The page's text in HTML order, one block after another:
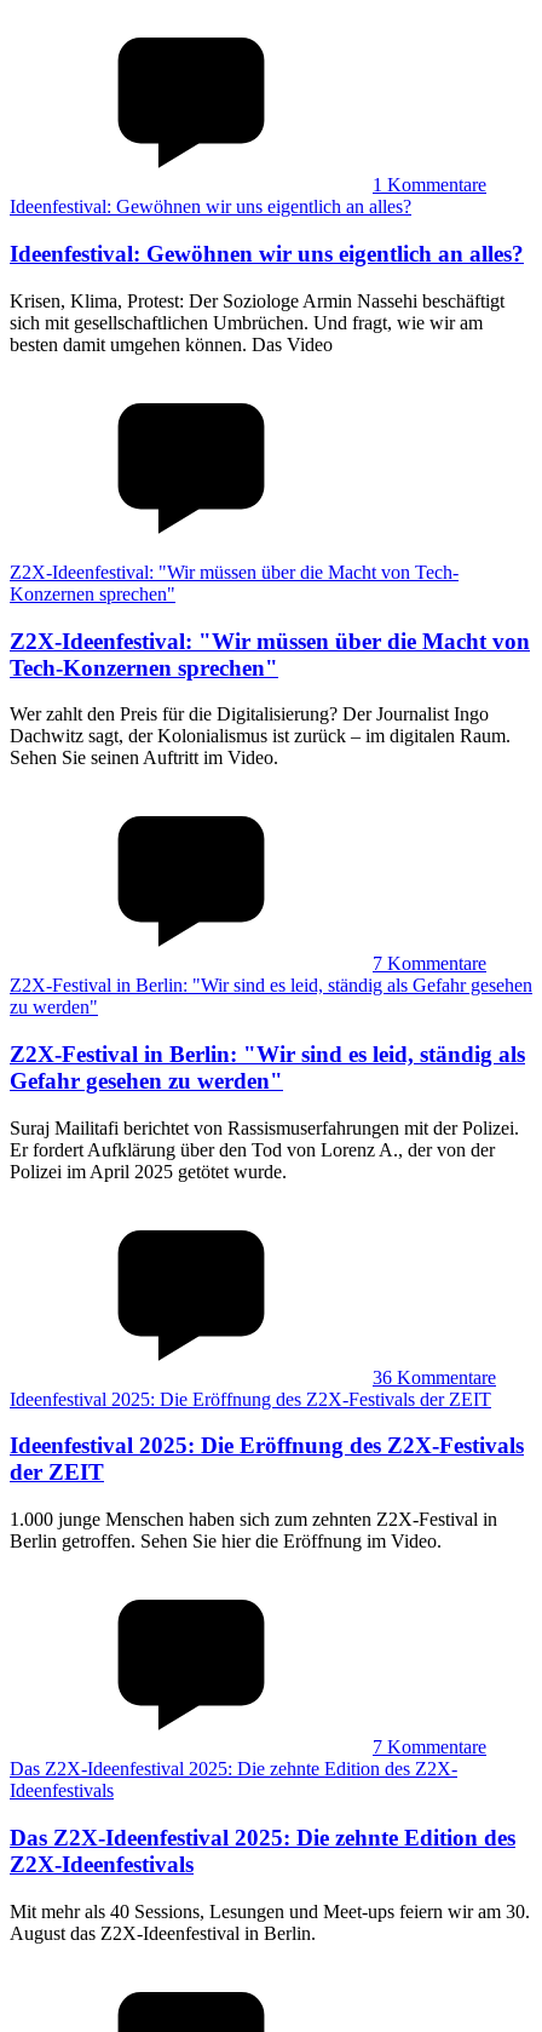
1 Kommentare
Ideenfestival: Gewöhnen wir uns eigentlich an alles?
Ideenfestival: Gewöhnen wir uns eigentlich an alles?
Krisen, Klima, Protest: Der Soziologe Armin Nassehi beschäftigt
sich mit gesellschaftlichen Umbrüchen. Und fragt, wie wir am
besten damit umgehen können. Das Video
Z2X-Ideenfestival: "Wir müssen über die Macht von Tech-
Konzernen sprechen"
Z2X-Ideenfestival: "Wir müssen über die Macht von
Tech-Konzernen sprechen"
Wer zahlt den Preis für die Digitalisierung? Der Journalist Ingo
Dachwitz sagt, der Kolonialismus ist zurück – im digitalen Raum.
Sehen Sie seinen Auftritt im Video.
7 Kommentare
Z2X-Festival in Berlin: "Wir sind es leid, ständig als Gefahr gesehen
zu werden"
Z2X-Festival in Berlin: "Wir sind es leid, ständig als
Gefahr gesehen zu werden"
Suraj Mailitafi berichtet von Rassismuserfahrungen mit der Polizei.
Er fordert Aufklärung über den Tod von Lorenz A., der von der
Polizei im April 2025 getötet wurde.
36 Kommentare
Ideenfestival 2025: Die Eröffnung des Z2X-Festivals der ZEIT
Ideenfestival 2025: Die Eröffnung des Z2X-Festivals
der ZEIT
1.000 junge Menschen haben sich zum zehnten Z2X-Festival in
Berlin getroffen. Sehen Sie hier die Eröffnung im Video.
7 Kommentare
Das Z2X-Ideenfestival 2025: Die zehnte Edition des Z2X-
Ideenfestivals
Das Z2X-Ideenfestival 2025: Die zehnte Edition des
Z2X-Ideenfestivals
Mit mehr als 40 Sessions, Lesungen und Meet-ups feiern wir am 30.
August das Z2X-Ideenfestival in Berlin.